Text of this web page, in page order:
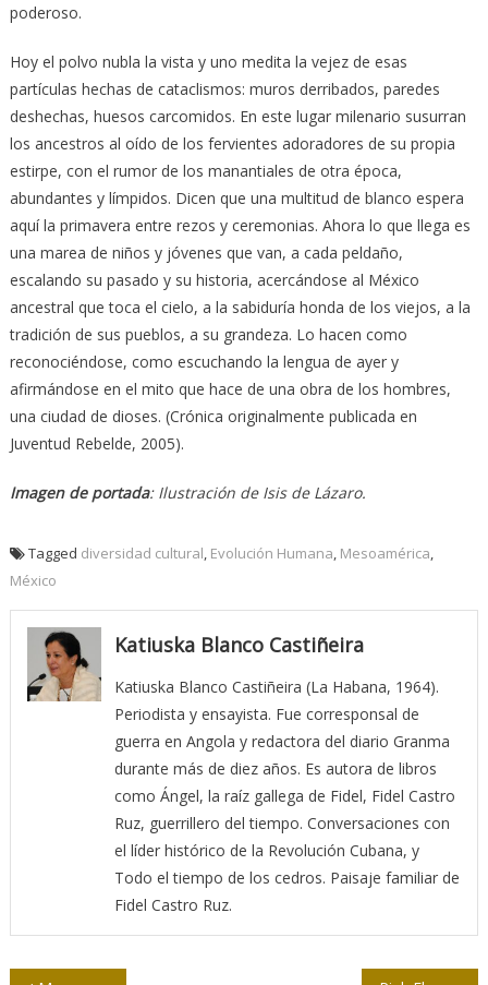
poderoso.
Hoy el polvo nubla la vista y uno medita la vejez de esas
partículas hechas de cataclismos: muros derribados, paredes
deshechas, huesos carcomidos. En este lugar milenario susurran
los ancestros al oído de los fervientes adoradores de su propia
estirpe, con el rumor de los manantiales de otra época,
abundantes y límpidos. Dicen que una multitud de blanco espera
aquí la primavera entre rezos y ceremonias. Ahora lo que llega es
una marea de niños y jóvenes que van, a cada peldaño,
escalando su pasado y su historia, acercándose al México
ancestral que toca el cielo, a la sabiduría honda de los viejos, a la
tradición de sus pueblos, a su grandeza. Lo hacen como
reconociéndose, como escuchando la lengua de ayer y
afirmándose en el mito que hace de una obra de los hombres,
una ciudad de dioses. (Crónica originalmente publicada en
Juventud Rebelde, 2005).
Imagen de portada: Ilustración de Isis de Lázaro.
Tagged diversidad cultural, Evolución Humana, Mesoamérica,
México
Katiuska Blanco Castiñeira
Katiuska Blanco Castiñeira (La Habana, 1964).
Periodista y ensayista. Fue corresponsal de
guerra en Angola y redactora del diario Granma
durante más de diez años. Es autora de libros
como Ángel, la raíz gallega de Fidel, Fidel Castro
Ruz, guerrillero del tiempo. Conversaciones con
el líder histórico de la Revolución Cubana, y
Todo el tiempo de los cedros. Paisaje familiar de
Fidel Castro Ruz.